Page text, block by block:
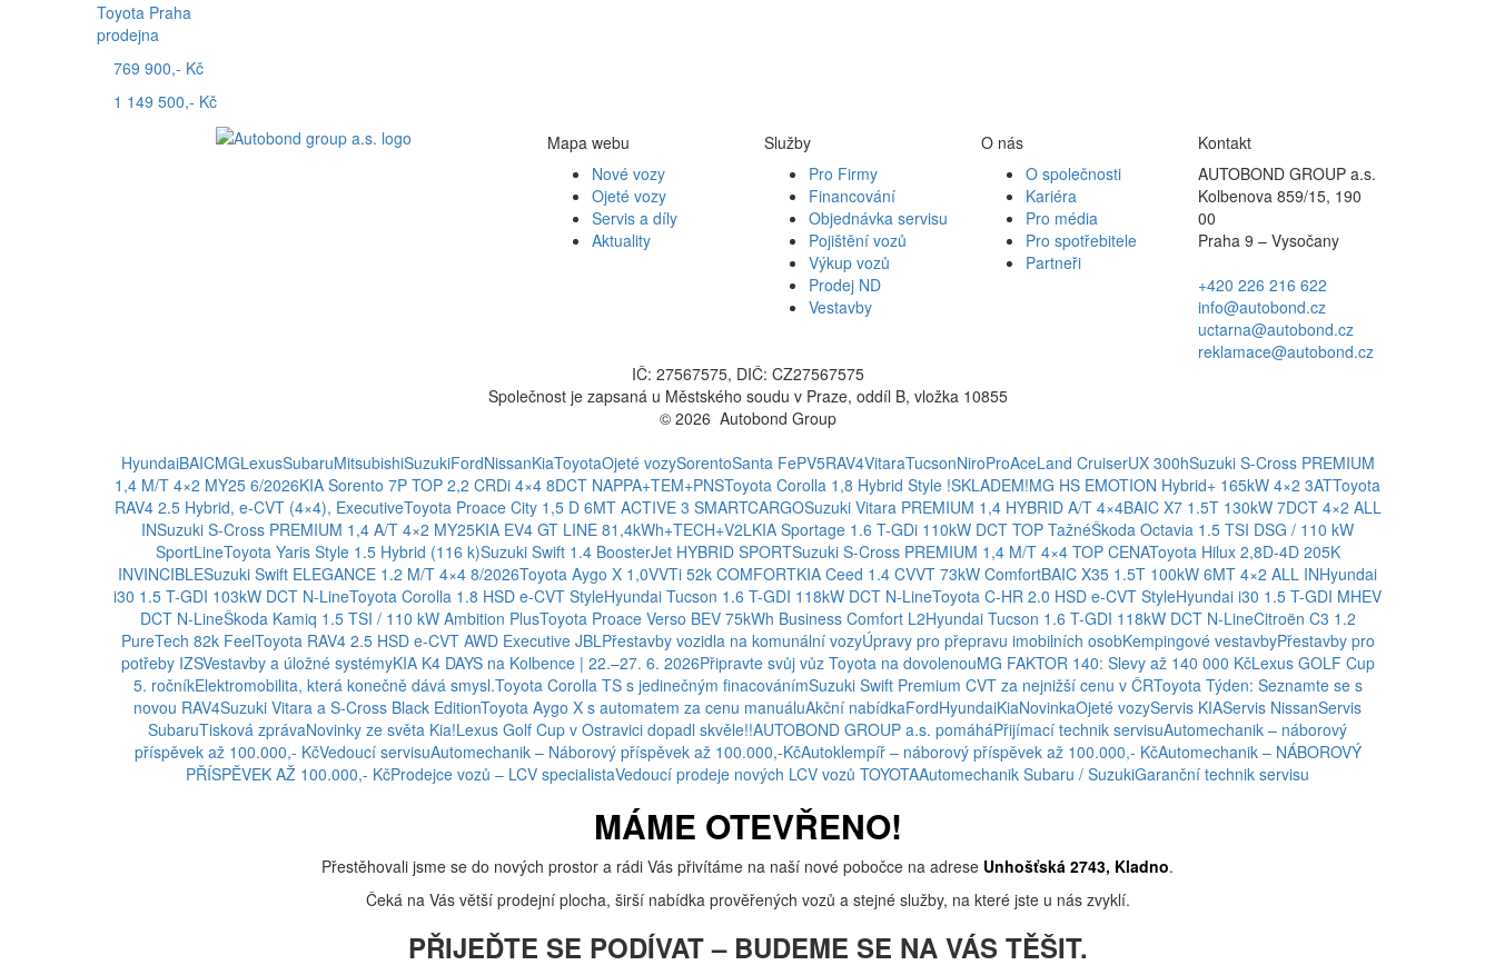
Toyota Praha
prodejna
769 900,- Kč
1 149 500,- Kč
Mapa webu
Nové vozy
Ojeté vozy
Servis a díly
Aktuality
Služby
Pro Firmy
Financování
Objednávka servisu
Pojištění vozů
Výkup vozů
Prodej ND
Vestavby
O nás
O společnosti
Kariéra
Pro média
Pro spotřebitele
Partneři
Kontakt
AUTOBOND GROUP a.s.
Kolbenova 859/15, 190
00
Praha 9 – Vysočany
+420 226 216 622
info@autobond.cz
uctarna@autobond.cz
reklamace@autobond.cz
IČ: 27567575, DIČ: CZ27567575
Společnost je zapsaná u Městského soudu v Praze, oddíl B, vložka 10855
© 2026 Autobond Group
HyundaiBAICMGLexusSubaruMitsubishiSuzukiFordNissanKiaToyotaOjeté vozySorentoSanta FePV5RAV4VitaraTucsonNiroProAceLand CruiserUX 300hSuzuki S-Cross PREMIUM
1,4 M/T 4×2 MY25 6/2026KIA Sorento 7P TOP 2,2 CRDi 4×4 8DCT NAPPA+TEM+PNSToyota Corolla 1,8 Hybrid Style !SKLADEM!MG HS EMOTION Hybrid+ 165kW 4×2 3ATToyota
RAV4 2.5 Hybrid, e-CVT (4×4), ExecutiveToyota Proace City 1,5 D 6MT ACTIVE 3 SMARTCARGOSuzuki Vitara PREMIUM 1,4 HYBRID A/T 4×4BAIC X7 1.5T 130kW 7DCT 4×2 ALL
INSuzuki S-Cross PREMIUM 1,4 A/T 4×2 MY25KIA EV4 GT LINE 81,4kWh+TECH+V2LKIA Sportage 1.6 T-GDi 110kW DCT TOP TažnéŠkoda Octavia 1.5 TSI DSG / 110 kW
SportLineToyota Yaris Style 1.5 Hybrid (116 k)Suzuki Swift 1.4 BoosterJet HYBRID SPORTSuzuki S-Cross PREMIUM 1,4 M/T 4×4 TOP CENAToyota Hilux 2,8D-4D 205K
INVINCIBLESuzuki Swift ELEGANCE 1.2 M/T 4×4 8/2026Toyota Aygo X 1,0VVTi 52k COMFORTKIA Ceed 1.4 CVVT 73kW ComfortBAIC X35 1.5T 100kW 6MT 4×2 ALL INHyundai
i30 1.5 T-GDI 103kW DCT N-LineToyota Corolla 1.8 HSD e-CVT StyleHyundai Tucson 1.6 T-GDI 118kW DCT N-LineToyota C-HR 2.0 HSD e-CVT StyleHyundai i30 1.5 T-GDI MHEV
DCT N-LineŠkoda Kamiq 1.5 TSI / 110 kW Ambition PlusToyota Proace Verso BEV 75kWh Business Comfort L2Hyundai Tucson 1.6 T-GDI 118kW DCT N-LineCitroën C3 1.2
PureTech 82k FeelToyota RAV4 2.5 HSD e-CVT AWD Executive JBLPřestavby vozidla na komunální vozyÚpravy pro přepravu imobilních osobKempingové vestavbyPřestavby pro
potřeby IZSVestavby a úložné systémyKIA K4 DAYS na Kolbence | 22.–27. 6. 2026Připravte svůj vůz Toyota na dovolenouMG FAKTOR 140: Slevy až 140 000 KčLexus GOLF Cup
5. ročníkElektromobilita, která konečně dává smysl.Toyota Corolla TS s jedinečným finacovánímSuzuki Swift Premium CVT za nejnižší cenu v ČRToyota Týden: Seznamte se s
novou RAV4Suzuki Vitara a S-Cross Black EditionToyota Aygo X s automatem za cenu manuáluAkční nabídkaFordHyundaiKiaNovinkaOjeté vozyServis KIAServis NissanServis
SubaruTisková zprávaNovinky ze světa Kia!Lexus Golf Cup v Ostravici dopadl skvěle!!AUTOBOND GROUP a.s. pomáháPřijímací technik servisuAutomechanik – náborový
příspěvek až 100.000,- KčVedoucí servisuAutomechanik – Náborový příspěvek až 100.000,-KčAutoklempíř – náborový příspěvek až 100.000,- KčAutomechanik – NÁBOROVÝ
PŘÍSPĚVEK AŽ 100.000,- KčProdejce vozů – LCV specialistaVedoucí prodeje nových LCV vozů TOYOTAAutomechanik Subaru / SuzukiGaranční technik servisu
MÁME OTEVŘENO!
Přestěhovali jsme se do nových prostor a rádi Vás přivítáme na naší nové pobočce na adrese Unhošťská 2743, Kladno.
Čeká na Vás větší prodejní plocha, širší nabídka prověřených vozů a stejné služby, na které jste u nás zvyklí.
PŘIJEĎTE SE PODÍVAT – BUDEME SE NA VÁS TĚŠIT.